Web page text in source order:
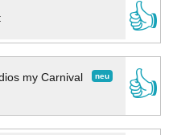
👍
neu
my Carnival
👍